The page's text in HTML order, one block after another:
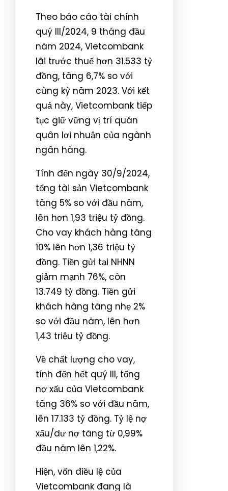
Theo báo cáo tài chính
quý III/2024, 9 tháng đầu
năm 2024, Vietcombank
lãi trước thuế hơn 31.533 tỷ
đồng, tăng 6,7% so với
cùng kỳ năm 2023. Với kết
quả này, Vietcombank tiếp
tục giữ vững vị trí quán
quân lợi nhuận của ngành
ngân hàng.
Tính đến ngày 30/9/2024,
tổng tài sản Vietcombank
tăng 5% so với đầu năm,
lên hơn 1,93 triệu tỷ đồng.
Cho vay khách hàng tăng
10% lên hơn 1,36 triệu tỷ
đồng. Tiền gửi tại NHNN
giảm mạnh 76%, còn
13.749 tỷ đồng. Tiền gửi
khách hàng tăng nhẹ 2%
so với đầu năm, lên hơn
1,43 triệu tỷ đồng.
Về chất lượng cho vay,
tính đến hết quý III, tổng
nợ xấu của Vietcombank
tăng 36% so với đầu năm,
lên 17.133 tỷ đồng. Tỷ lệ nợ
xấu/dư nợ tăng từ 0,99%
đầu năm lên 1,22%.
Hiện, vốn điều lệ của
Vietcombank đang là